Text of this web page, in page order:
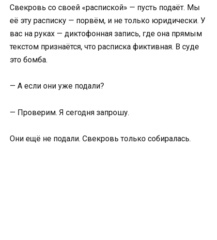
Свекровь со своей «распиской» — пусть подаёт. Мы
её эту расписку — порвём, и не только юридически. У
вас на руках — диктофонная запись, где она прямым
текстом признаётся, что расписка фиктивная. В суде
это бомба.
— А если они уже подали?
— Проверим. Я сегодня запрошу.
Они ещё не подали. Свекровь только собиралась.